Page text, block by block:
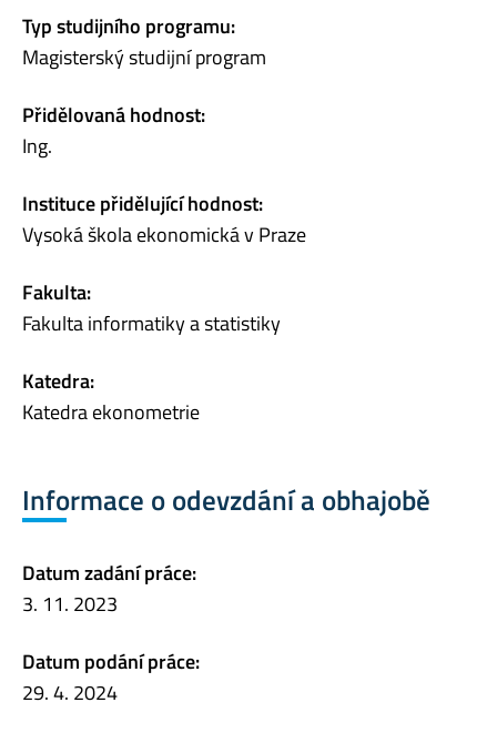
Typ studijního programu:
Magisterský studijní program
Přidělovaná hodnost:
Ing.
Instituce přidělující hodnost:
Vysoká škola ekonomická v Praze
Fakulta:
Fakulta informatiky a statistiky
Katedra:
Katedra ekonometrie
Informace o odevzdání a obhajobě
Datum zadání práce:
3. 11. 2023
Datum podání práce:
29. 4. 2024